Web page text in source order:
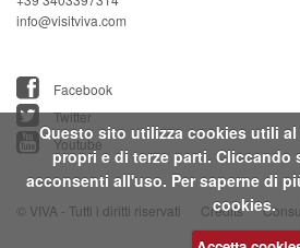
Questo sito utilizza cookies utili
propri e di terze parti. Cliccando
acconsenti all'uso. Per saperne di
cookies.
info@visitviva.com
Facebook
Twitter
Youtube
© VIVA - Tutti i diritti riservati Credits